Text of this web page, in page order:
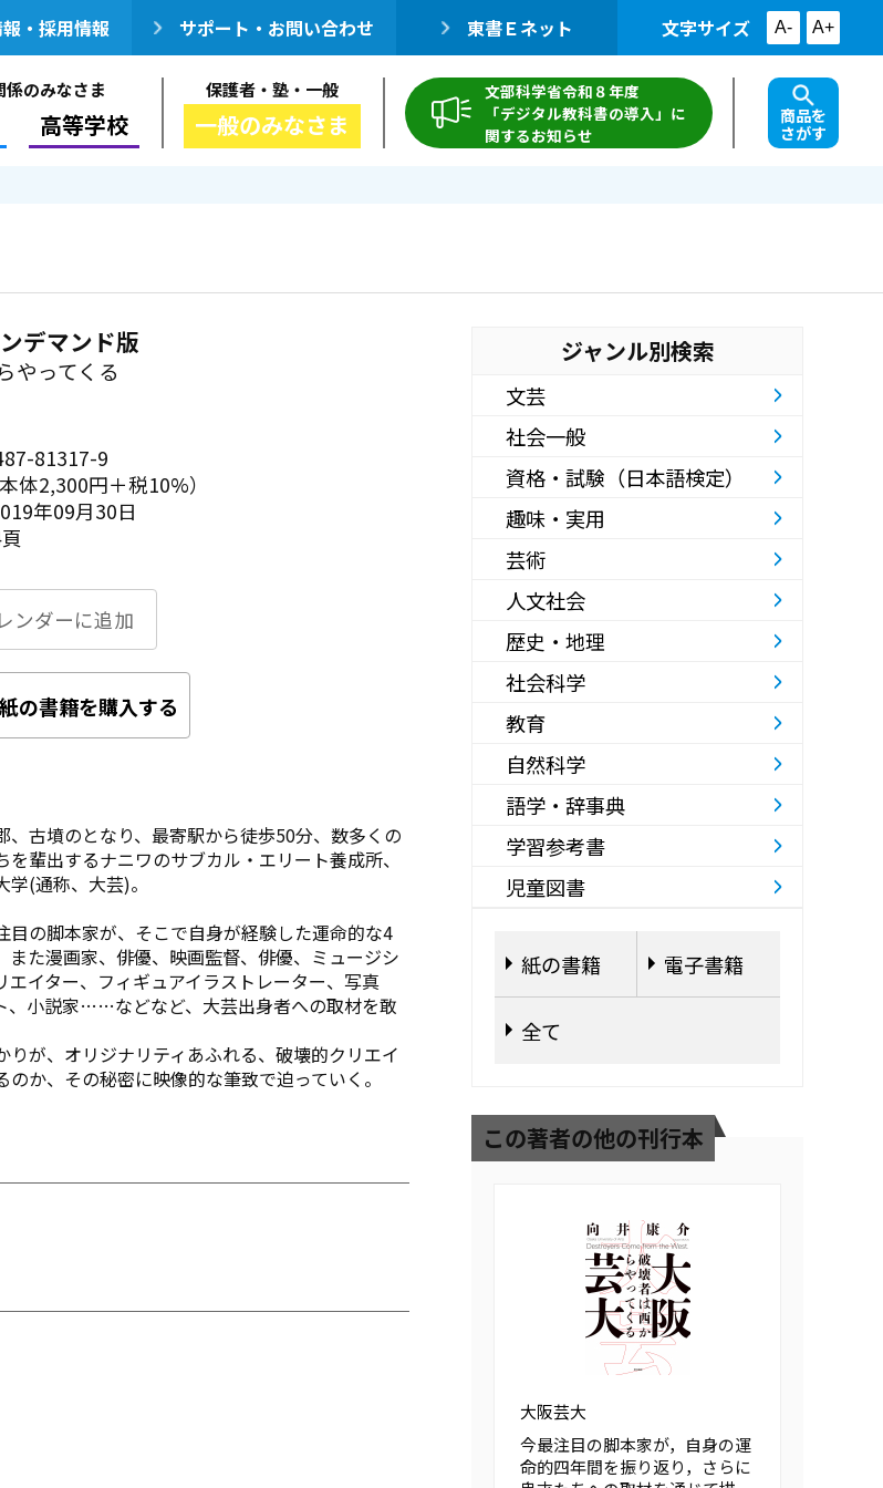
・採用情報 サポート・お問い合わせ 東書Ｅネット 文字サイズ A- A+
のみなさま
高等学校
保護者・塾・一般
一般のみなさま
文部科学省令和８年度
「デジタル教科書の導入」に
関するお知らせ
商品を
さがす
デマンド版
やってくる
81317-9
体2,300円＋税10%）
年09月30日
ンダーに追加
紙の書籍を購入する
古墳のとなり、最寄駅から徒歩50分、数多くの
を輩出するナニワのサブカル・エリート養成所、
(通称、大芸)。
目の脚本家が、そこで自身が経験した運命的な4
また漫画家、俳優、映画監督、俳優、ミュージシ
エイター、フィギュアイラストレーター、写真
、小説家……などなど、大芸出身者への取材を敢
りが、オリジナリティあふれる、破壊的クリエイ
のか、その秘密に映像的な筆致で迫っていく。
ジャンル別検索
文芸
社会一般
資格・試験（日本語検定）
趣味・実用
芸術
人文社会
歴史・地理
社会科学
教育
自然科学
語学・辞事典
学習参考書
児童図書
紙の書籍 電子書籍
全て
この著者の他の刊行本
大阪芸大
今最注目の脚本家が，自身の運
命的四年間を振り返り，さらに